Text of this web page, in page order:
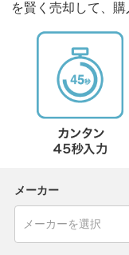
を賢く売却して、
メーカー